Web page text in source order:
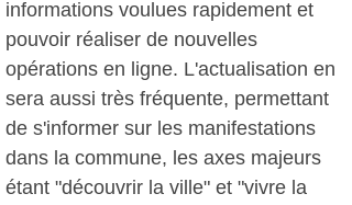
informations voulues rapidement et
pouvoir réaliser de nouvelles
opérations en ligne. L'actualisation en
sera aussi très fréquente, permettant
de s'informer sur les manifestations
dans la commune, les axes majeurs
étant "découvrir la ville" et "vivre la